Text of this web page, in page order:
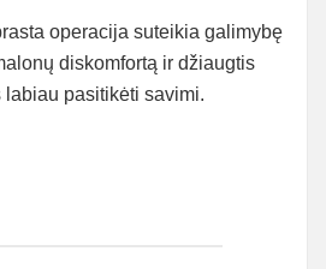
operacija suteikia galimybę
diskomfortą ir džiaugtis
pasitikėti savimi.